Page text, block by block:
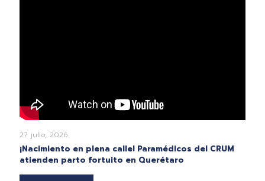
27 julio, 2026
¡Nacimiento en plena calle! Paramédicos del CRUM
atienden parto fortuito en Querétaro